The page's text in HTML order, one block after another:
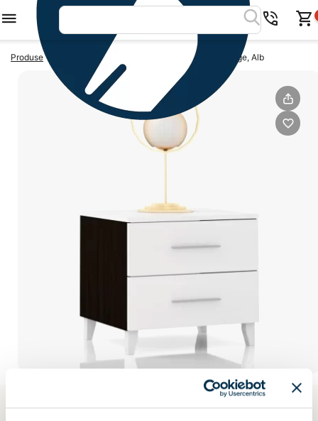
Produse Noptiera MATERO 2 sertare, Wenge, Alb
Estimare: 9 aug - 28 aug